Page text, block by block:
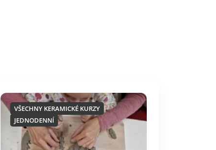
VŠECHNY KERAMICKÉ KURZY
JEDNODENNÍ